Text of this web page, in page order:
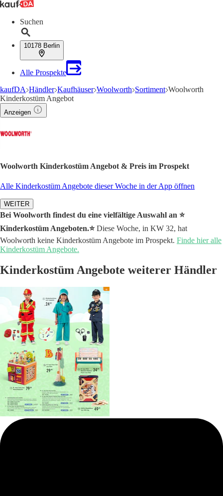
Suchen
10178 Berlin
Alle Prospekte
kaufDA Händler Kaufhäuser Woolworth Sortiment Woolworth
Kinderkostüm Angebot
Anzeigen
Woolworth Kinderkostüm Angebot & Preis im Prospekt
Alle Kinderkostüm Angebote dieser Woche in der App öffnen
WEITER
Bei Woolworth findest du eine vielfältige Auswahl an ⭐️
Kinderkostüm Angeboten.⭐️Diese Woche, in KW 32, hat
Woolworth keine Kinderkostüm Angebote im Prospekt. Finde hier alle
Kinderkostüm Angebote.
Kinderkostüm Angebote weiterer Händler